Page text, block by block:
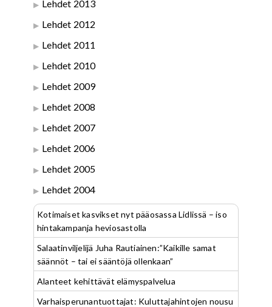
Lehdet 2013
Lehdet 2012
Lehdet 2011
Lehdet 2010
Lehdet 2009
Lehdet 2008
Lehdet 2007
Lehdet 2006
Lehdet 2005
Lehdet 2004
Kotimaiset kasvikset nyt pääosassa Lidlissä – iso
hintakampanja heviosastolla
Salaatinviljelijä Juha Rautiainen:”Kaikille samat
säännöt – tai ei sääntöjä ollenkaan”
Alanteet kehittävät elämyspalvelua
Varhaisperunantuottajat: Kuluttajahintojen nousu